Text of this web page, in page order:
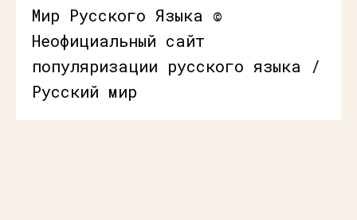
Мир Русского Языка ©
Неофициальный сайт
популяризации русского языка /
Русский мир